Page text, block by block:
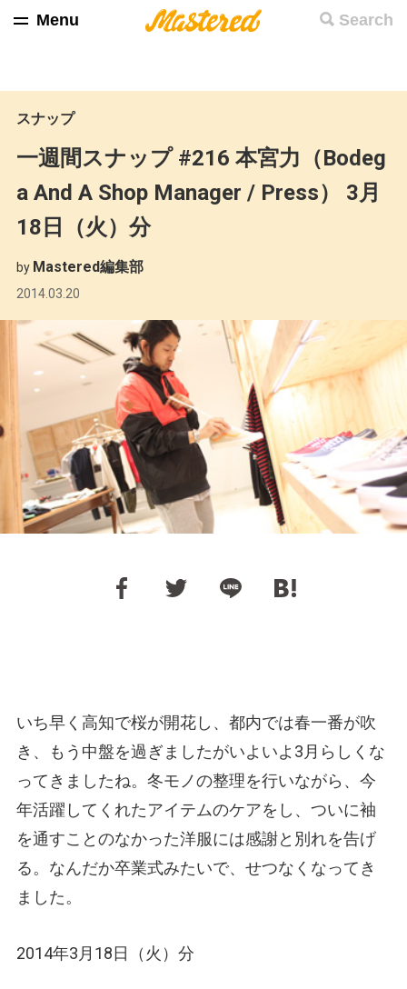
Search
Menu
スナップ
一週間スナップ #216 本宮力（Bodeg
a And A Shop Manager / Press） 3月
18日（火）分
by Mastered編集部
2014.03.20
いち早く高知で桜が開花し、都内では春一番が吹
き、もう中盤を過ぎましたがいよいよ3月らしくな
ってきましたね。冬モノの整理を行いながら、今
年活躍してくれたアイテムのケアをし、ついに袖
を通すことのなかった洋服には感謝と別れを告げ
る。なんだか卒業式みたいで、せつなくなってき
ました。
2014年3月18日（火）分